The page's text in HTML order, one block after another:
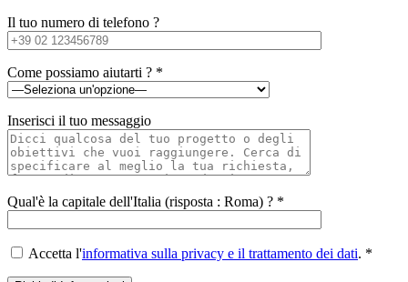
Il tuo numero di telefono ?
Come possiamo aiutarti ? *
Inserisci il tuo messaggio
Qual'è la capitale dell'Italia (risposta : Roma) ? *
Accetta l'informativa sulla privacy e il trattamento dei dati. *